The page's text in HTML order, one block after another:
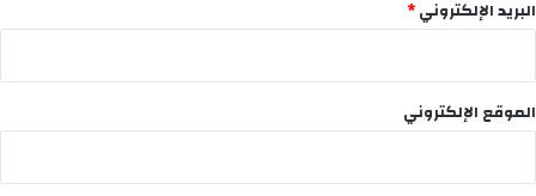
البريد الإلكتروني*
الموقع الإلكتروني